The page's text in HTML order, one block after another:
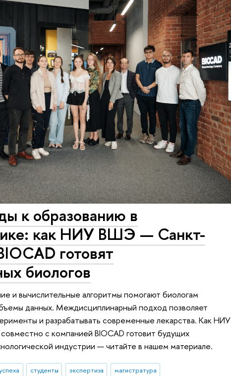
к образованию в
как НИУ ВШЭ — Санкт-
готовят
биологов
и вычислительные алгоритмы помогают биологам
данных. Междисциплинарный подход позволяет
и разрабатывать современные лекарства. Как НИУ
с компанией BIOCAD готовит будущих
индустрии — читайте в нашем материале.
студенты экспертиза магистратура